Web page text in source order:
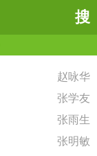
搜
赵咏华
张学友
张雨生
张明敏